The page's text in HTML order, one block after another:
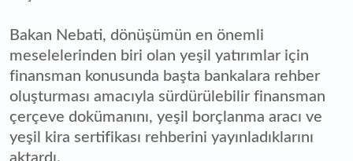
Bakan Nebati, dönüşümün en önemli
meselelerinden biri olan yeşil yatırımlar için
finansman konusunda başta bankalara rehber
oluşturması amacıyla sürdürülebilir finansman
çerçeve dokümanını, yeşil borçlanma aracı ve
yeşil kira sertifikası rehberini yayınladıklarını